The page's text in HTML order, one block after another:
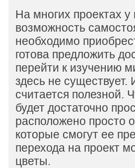
На многих проектах у
возможность
необходимо
готова предложить
перейти к изучению
здесь не
считается полезной.
будет достаточно
расположено просто
которые смогут ее
перехода на проект
цветы.